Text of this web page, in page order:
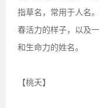
指草名，常用于人名
春活力的样子，以及
和生命力的姓名。
【桃夭】